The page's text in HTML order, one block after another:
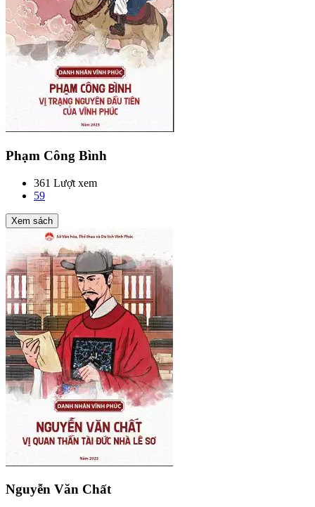
Phạm Công Bình
361 Lượt xem
59
Xem sách
Nguyễn Văn Chất